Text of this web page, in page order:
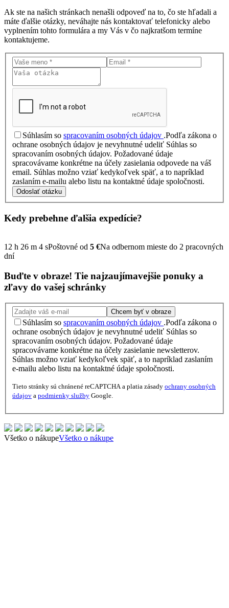
Ak ste na našich stránkach nenašli odpoveď na to, čo ste hľadali a
máte ďalšie otázky, neváhajte nás kontaktovať telefonicky alebo
vyplnením tohto formulára a my Vás v čo najkratšom termíne
kontaktujeme.
Súhlasím so spracovaním osobných údajov .Podľa zákona o
ochrane osobných údajov je nevyhnutné udeliť Súhlas so
spracovaním osobných údajov. Požadované údaje
spracovávame konkrétne na účely zasielania odpovede na váš
email. Súhlas možno vziať kedykoľvek späť, a to napríklad
zaslaním e-mailu alebo listu na kontaktné údaje spoločnosti.
Odoslať otázku
Kedy prebehne ďalšia expedície?
12 h 26 m 3 sPoštovné od 5 €Na odbernom mieste do 2 pracovných
dní
Buďte v obraze! Tie najzaujímavejšie ponuky a
zľavy do vašej schránky
Chcem byť v obraze
Súhlasím so spracovaním osobných údajov .Podľa zákona o
ochrane osobných údajov je nevyhnutné udeliť Súhlas so
spracovaním osobných údajov. Požadované údaje
spracovávame konkrétne na účely zasielanie newsletterov.
Súhlas možno vziať kedykoľvek späť, a to napríklad zaslaním
e-mailu alebo listu na kontaktné údaje spoločnosti.
Tieto stránky sú chránené reCAPTCHA a platia zásady ochrany osobných
údajov a podmienky služby Google.
Všetko o nákupeVšetko o nákupe